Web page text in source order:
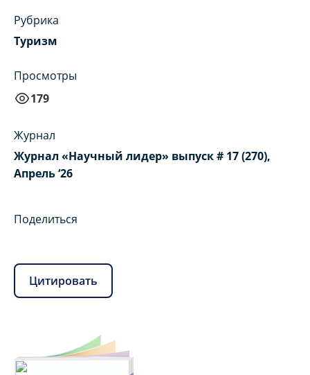
Рубрика
Туризм
Просмотры
179
Журнал
Журнал «Научный лидер» выпуск # 17 (270),
Апрель ‘26
Поделиться
Цитировать